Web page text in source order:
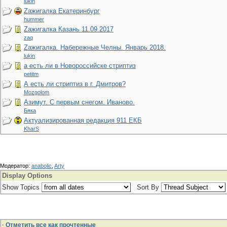
Zажигалка Екатеринбург
hummer
Zажигалка Казань 11.09.2017
zaq
Zажигалка. Набережные Челны. Январь 2018.
lukin
а есть ли в Новороссийске стриптиз
petitm
А есть ли стриптиз в г. Дмитров?
Mozgolom
Азимут. С первым снегом. Иваново.
Бяка
Актуализированная редакция 911 ЕКБ
KharS
Mодератор: anabolic Arty
Display Options
Show Topics
Sort By
· Отметить все как прочтенные